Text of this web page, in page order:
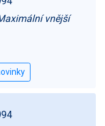
vnější